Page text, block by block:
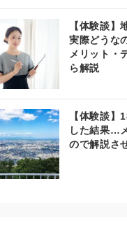
【体験談】
実際どうな
メリット・
ら解説
【体験談】
した結果…
ので解説さ